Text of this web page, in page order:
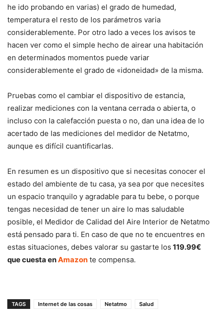
he ido probando en varias) el grado de humedad,
temperatura el resto de los parámetros varia
considerablemente. Por otro lado a veces los avisos te
hacen ver como el simple hecho de airear una habitación
en determinados momentos puede variar
considerablemente el grado de «idoneidad» de la misma.
Pruebas como el cambiar el dispositivo de estancia,
realizar mediciones con la ventana cerrada o abierta, o
incluso con la calefacción puesta o no, dan una idea de lo
acertado de las mediciones del medidor de Netatmo,
aunque es difícil cuantificarlas.
En resumen es un dispositivo que si necesitas conocer el
estado del ambiente de tu casa, ya sea por que necesites
un espacio tranquilo y agradable para tu bebe, o porque
tengas necesidad de tener un aire lo mas saludable
posible, el Medidor de Calidad del Aire Interior de Netatmo
está pensado para ti. En caso de que no te encuentres en
estas situaciones, debes valorar su gastarte los 119.99€
que cuesta enAmazon te compensa.
TAGS Internet de las cosas Netatmo Salud